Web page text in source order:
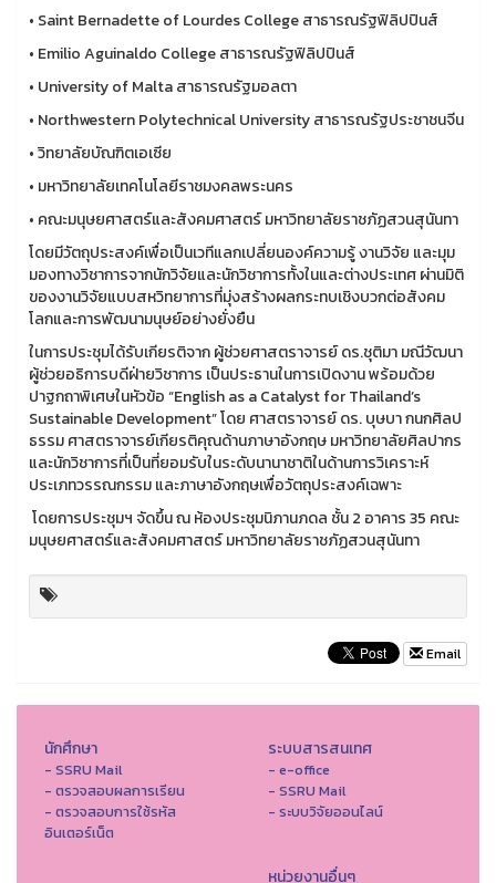
• Saint Bernadette of Lourdes College สาธารณรัฐฟิลิปปินส์
• Emilio Aguinaldo College สาธารณรัฐฟิลิปปินส์
• University of Malta สาธารณรัฐมอลตา
• Northwestern Polytechnical University สาธารณรัฐประชาชนจีน
• วิทยาลัยบัณฑิตเอเซีย
• มหาวิทยาลัยเทคโนโลยีราชมงคลพระนคร
• คณะมนุษยศาสตร์และสังคมศาสตร์ มหาวิทยาลัยราชภัฏสวนสุนันทา
โดยมีวัตถุประสงค์เพื่อเป็นเวทีแลกเปลี่ยนองค์ความรู้ งานวิจัย และมุม
มองทางวิชาการจากนักวิจัยและนักวิชาการทั้งในและต่างประเทศ ผ่านมิติ
ของงานวิจัยแบบสหวิทยาการที่มุ่งสร้างผลกระทบเชิงบวกต่อสังคม
โลกและการพัฒนามนุษย์อย่างยั่งยืน
ในการประชุมได้รับเกียรติจาก ผู้ช่วยศาสตราจารย์ ดร.ชุติมา มณีวัฒนา
ผู้ช่วยอธิการบดีฝ่ายวิชาการ เป็นประธานในการเปิดงาน พร้อมด้วย
ปาฐกถาพิเศษในหัวข้อ “English as a Catalyst for Thailand’s
Sustainable Development” โดย ศาสตราจารย์ ดร. บุษบา กนกศิลป
ธรรม ศาสตราจารย์เกียรติคุณด้านภาษาอังกฤษ มหาวิทยาลัยศิลปากร
และนักวิชาการที่เป็นที่ยอมรับในระดับนานาชาติในด้านการวิเคราะห์
ประเภทวรรณกรรม และภาษาอังกฤษเพื่อวัตถุประสงค์เฉพาะ
โดยการประชุมฯ จัดขึ้น ณ ห้องประชุมนิภานภดล ชั้น 2 อาคาร 35 คณะ
มนุษยศาสตร์และสังคมศาสตร์ มหาวิทยาลัยราชภัฏสวนสุนันทา
Email
นักศึกษา
- SSRU Mail
- ตรวจสอบผลการเรียน
- ตรวจสอบการใช้รหัส
อินเตอร์เน็ต
ระบบสารสนเทศ
- e-office
- SSRU Mail
- ระบบวิจัยออนไลน์
หน่วยงานอื่นๆ